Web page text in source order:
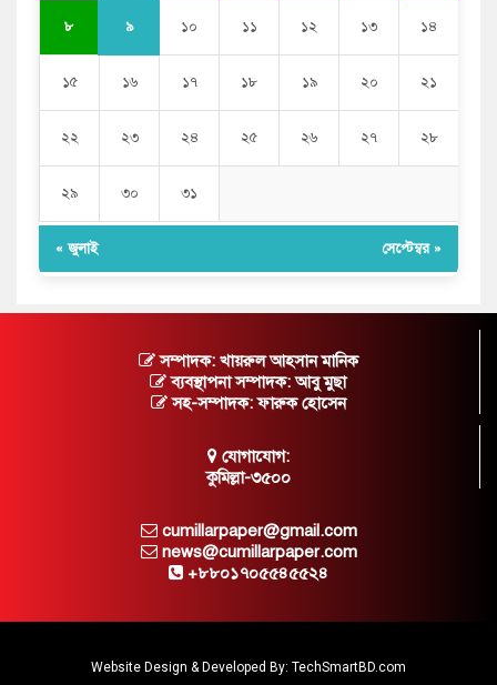
৮ ৯ ১০ ১১ ১২ ১৩ ১৪
১৫ ১৬ ১৭ ১৮ ১৯ ২০ ২১
২২ ২৩ ২৪ ২৫ ২৬ ২৭ ২৮
২৯ ৩০ ৩১
« জুলাই সেপ্টেম্বর »
সম্পাদক: খায়রুল আহসান মানিক
ব্যবস্থাপনা সম্পাদক: আবু মুছা
সহ-সম্পাদক: ফারুক হোসেন
যোগাযোগ:
কুমিল্লা-৩৫০০
cumillarpaper@gmail.com
news@cumillarpaper.com
+৮৮০১৭০৫৫৪৫৫২৪
Website Design & Developed By: TechSmartBD.com